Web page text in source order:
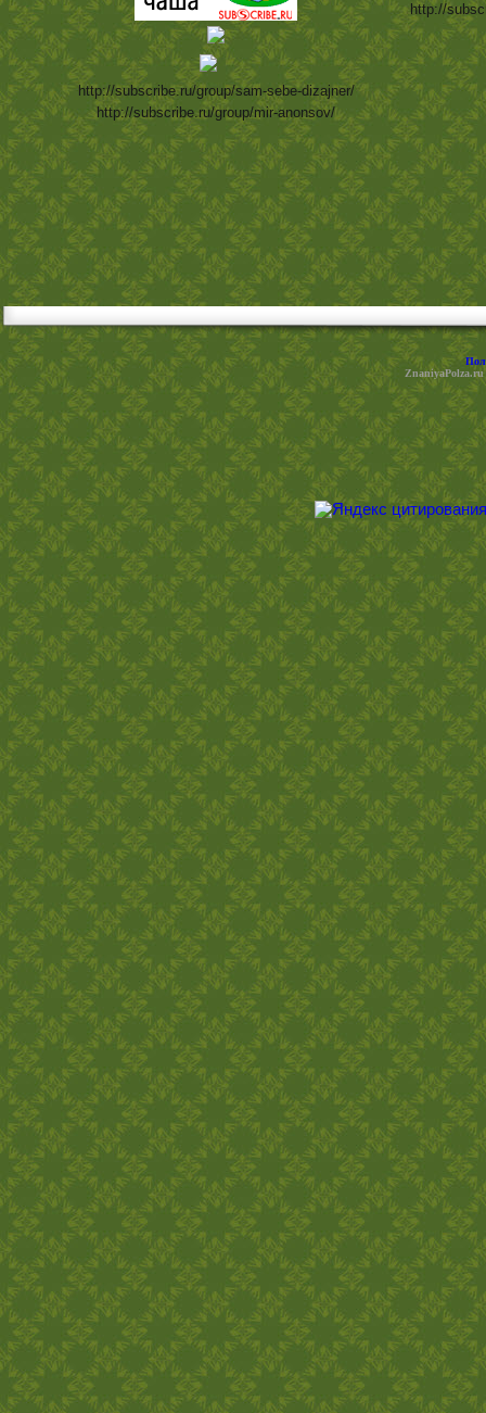
http://subscribe.ru/group/sam-sebe-dizajner/
http://subscribe.ru/group/mir-anonsov/
http://